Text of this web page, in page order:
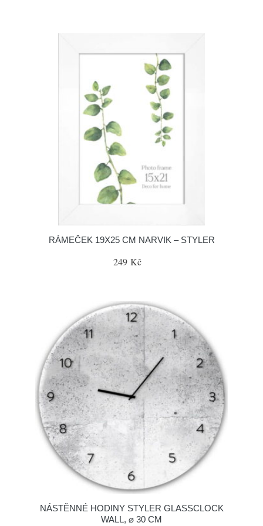
RÁMEČEK 19X25 CM NARVIK – STYLER
249 Kč
NÁSTĚNNÉ HODINY STYLER GLASSCLOCK
WALL, ⌀ 30 CM